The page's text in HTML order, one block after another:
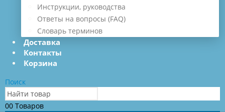
Инструкции, руководства
Ответы на вопросы (FAQ)
Словарь терминов
Доставка
Контакты
Корзина
Поиск
00 Товаров